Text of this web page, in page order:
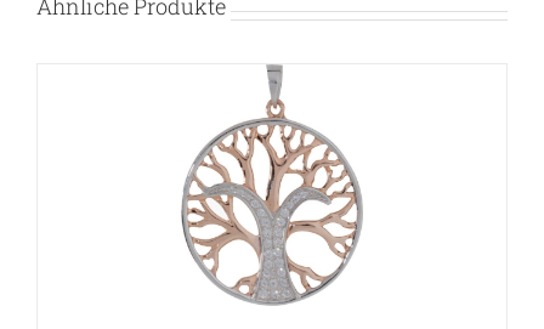
Ähnliche Produkte